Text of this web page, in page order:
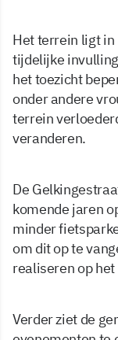
Het terrein ligt in
tijdelijke
het toezicht
onder andere
terrein
veranderen.
De
komende jaren
minder
om dit op te
realiseren op
Verder ziet de